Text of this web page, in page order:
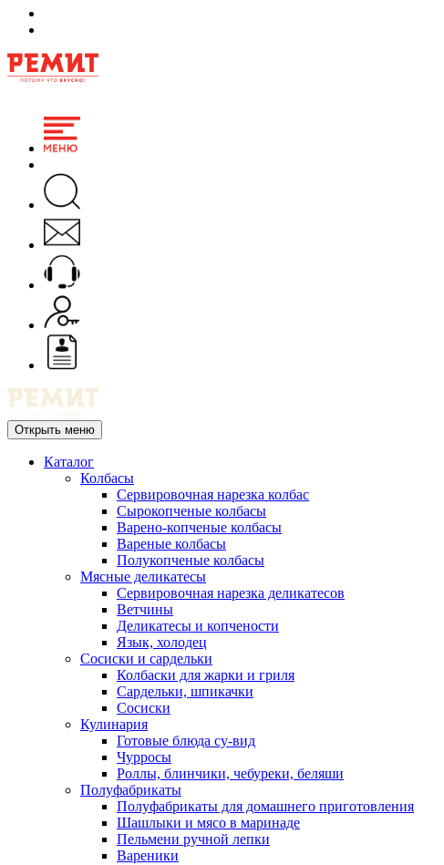
Открыть меню
Каталог
Колбасы
Сервировочная нарезка колбас
Сырокопченые колбасы
Варено-копченые колбасы
Вареные колбасы
Полукопченые колбасы
Мясные деликатесы
Сервировочная нарезка деликатесов
Ветчины
Деликатесы и копчености
Язык, холодец
Сосиски и сардельки
Колбаски для жарки и гриля
Сардельки, шпикачки
Сосиски
Кулинария
Готовые блюда су-вид
Чурросы
Роллы, блинчики, чебуреки, беляши
Полуфабрикаты
Полуфабрикаты для домашнего приготовления
Шашлыки и мясо в маринаде
Пельмени ручной лепки
Вареники